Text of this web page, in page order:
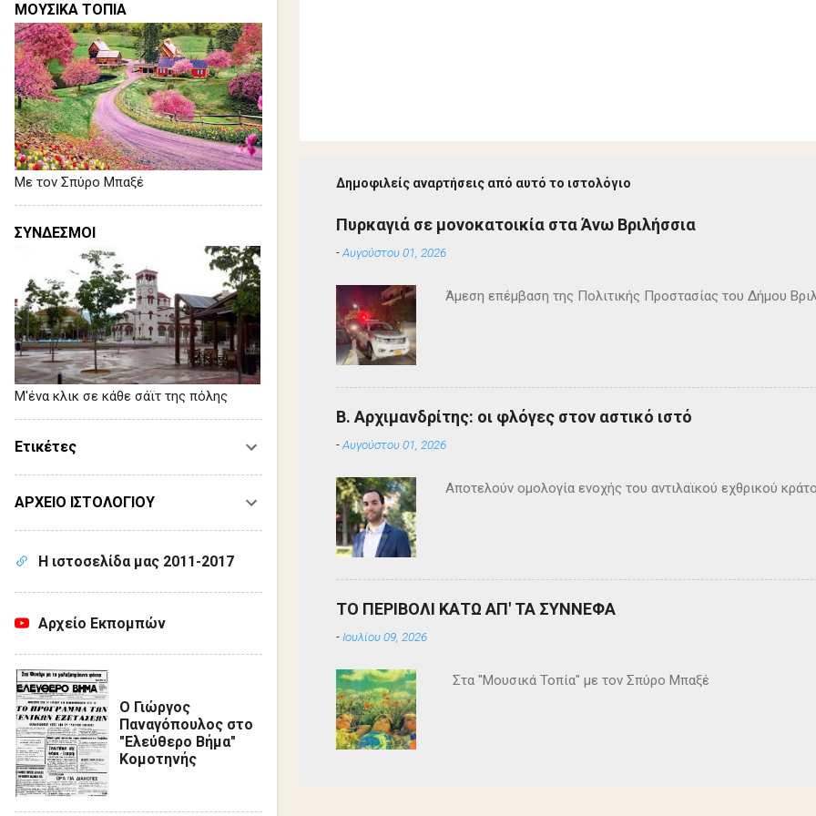
Δημοφιλείς αναρτήσεις από αυτό το ιστολόγιο
Πυρκαγιά σε μονοκατοικία στα Άνω Βριλήσσια
-Αυγούστου 01, 2026
Άμεση επέμβαση της Πολιτικής Προστασίας του Δήμου
Β. Αρχιμανδρίτης: οι φλόγες στον αστικό ιστό
-Αυγούστου 01, 2026
Αποτελούν ομολογία ενοχής του αντιλαϊκού εχθρικού
ΤΟ ΠΕΡΙΒΟΛΙ ΚΑΤΩ ΑΠ' ΤΑ ΣΥΝΝΕΦΑ
- Ιουλίου 09, 2026
Στα "Μουσικά Τοπία" με τον Σπύρο Μπαξέ
ΜΟΥΣΙΚΑ ΤΟΠΙΑ
Με τον Σπύρο Μπαξέ
ΣΥΝΔΕΣΜΟΙ
Μ'ένα κλικ σε κάθε σάϊτ της πόλης
Ετικέτες
ΑΡΧΕΙΟ ΙΣΤΟΛΟΓΙΟΥ
Η ιστοσελίδα μας 2011-2017
Αρχείο Εκπομπών
Ο Γιώργος
Παναγόπουλος στο
"Ελεύθερο Βήμα"
Κομοτηνής